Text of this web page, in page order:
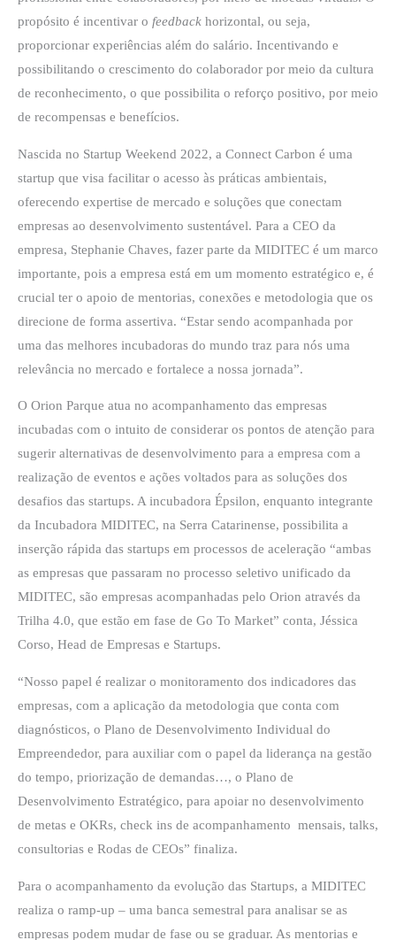
propósito é incentivar o feedback horizontal, ou seja,
proporcionar experiências além do salário. Incentivando e
possibilitando o crescimento do colaborador por meio da cultura
de reconhecimento, o que possibilita o reforço positivo, por meio
de recompensas e benefícios.
Nascida no Startup Weekend 2022, a Connect Carbon é uma
startup que visa facilitar o acesso às práticas ambientais,
oferecendo expertise de mercado e soluções que conectam
empresas ao desenvolvimento sustentável. Para a CEO da
empresa, Stephanie Chaves, fazer parte da MIDITEC é um marco
importante, pois a empresa está em um momento estratégico e, é
crucial ter o apoio de mentorias, conexões e metodologia que os
direcione de forma assertiva. “Estar sendo acompanhada por
uma das melhores incubadoras do mundo traz para nós uma
relevância no mercado e fortalece a nossa jornada”.
O Orion Parque atua no acompanhamento das empresas
incubadas com o intuito de considerar os pontos de atenção para
sugerir alternativas de desenvolvimento para a empresa com a
realização de eventos e ações voltados para as soluções dos
desafios das startups. A incubadora Épsilon, enquanto integrante
da Incubadora MIDITEC, na Serra Catarinense, possibilita a
inserção rápida das startups em processos de aceleração “ambas
as empresas que passaram no processo seletivo unificado da
MIDITEC, são empresas acompanhadas pelo Orion através da
Trilha 4.0, que estão em fase de Go To Market” conta, Jéssica
Corso, Head de Empresas e Startups.
“Nosso papel é realizar o monitoramento dos indicadores das
empresas, com a aplicação da metodologia que conta com
diagnósticos, o Plano de Desenvolvimento Individual do
Empreendedor, para auxiliar com o papel da liderança na gestão
do tempo, priorização de demandas…, o Plano de
Desenvolvimento Estratégico, para apoiar no desenvolvimento
de metas e OKRs, check ins de acompanhamento mensais, talks,
consultorias e Rodas de CEOs” finaliza.
Para o acompanhamento da evolução das Startups, a MIDITEC
realiza o ramp-up – uma banca semestral para analisar se as
empresas podem mudar de fase ou se graduar. As mentorias e